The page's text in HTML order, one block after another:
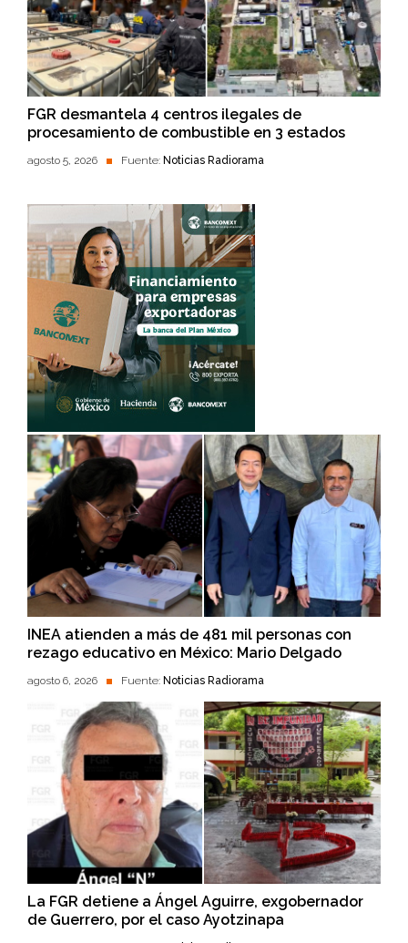
FGR desmantela 4 centros ilegales de
procesamiento de combustible en 3 estados
agosto 5, 2026 Fuente: Noticias Radiorama
INEA atienden a más de 481 mil personas con
rezago educativo en México: Mario Delgado
agosto 6, 2026 Fuente: Noticias Radiorama
La FGR detiene a Ángel Aguirre, exgobernador
de Guerrero, por el caso Ayotzinapa